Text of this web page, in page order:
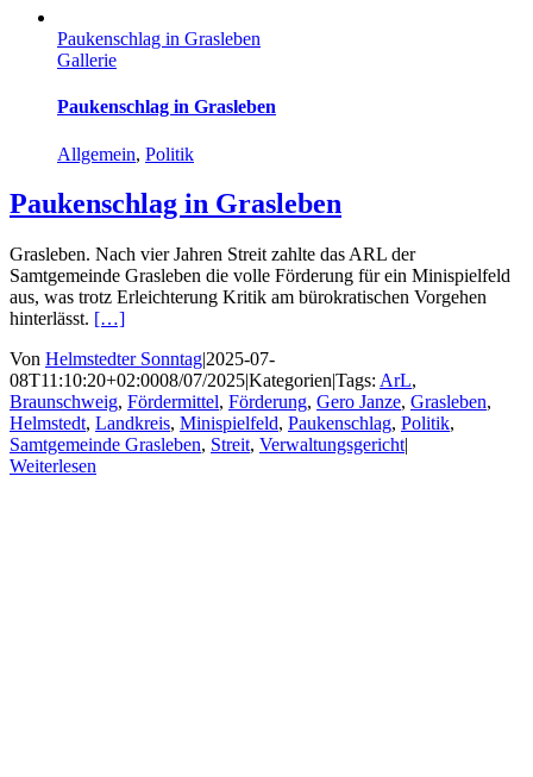
Paukenschlag in Grasleben
Gallerie
Paukenschlag in Grasleben
Allgemein, Politik
Paukenschlag in Grasleben
Grasleben. Nach vier Jahren Streit zahlte das ARL der
Samtgemeinde Grasleben die volle Förderung für ein Minispielfeld
aus, was trotz Erleichterung Kritik am bürokratischen Vorgehen
hinterlässt. […]
Von Helmstedter Sonntag|2025-07-
08T11:10:20+02:0008/07/2025|Kategorien|Tags: ArL,
Braunschweig, Fördermittel, Förderung, Gero Janze, Grasleben,
Helmstedt, Landkreis, Minispielfeld, Paukenschlag, Politik,
Samtgemeinde Grasleben, Streit, Verwaltungsgericht|
Weiterlesen